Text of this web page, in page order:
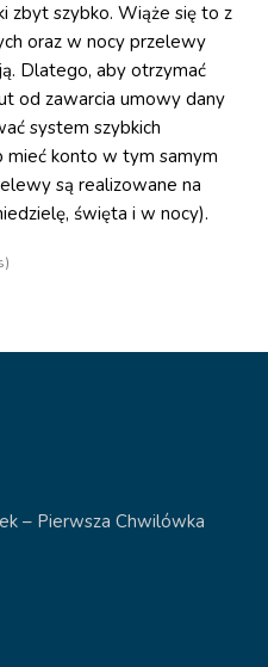
zbyt szybko. Wiąże się to z
oraz w nocy przelewy
Dlatego, aby otrzymać
od zawarcia umowy dany
system szybkich
konto w tym samym
są realizowane na
święta i w nocy).
– Pierwsza Chwilówka